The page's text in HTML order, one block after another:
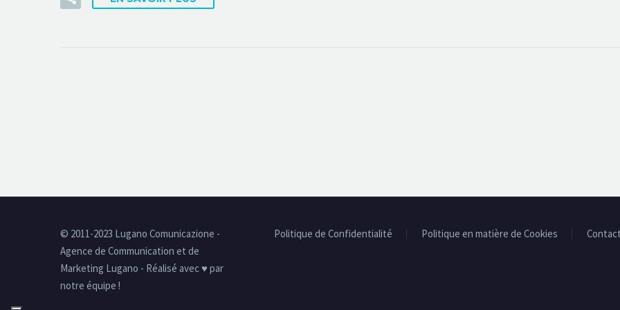
Politique de Confidentialité Politique en matière de Cookies
© 2011-2023 Lugano Comunicazione -
Agence de Communication et de
Marketing Lugano - Réalisé avec ♥ par
notre équipe !